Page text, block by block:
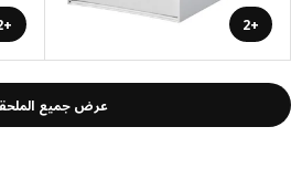
+2
+2
عرض جميع الملحقات